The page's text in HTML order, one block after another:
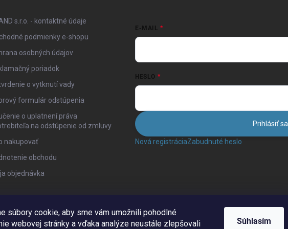
súbory cookie, aby sme vám umožnili pohodlné
webovej stránky a vďaka analýze neustále zlepšovali
Súhlasím
s.r.o. - kontaktné údaje
podmienky e-shopu
osobných údajov
poriadok
o vytknutí vady
formulár odstúpenia
o uplatnení práva
na odstúpenie od zmluvy
nakupovať
obchodu
objednávka
E-MAIL
HESLO
Prihlásiť sa
Nová registráciaZabudnuté heslo